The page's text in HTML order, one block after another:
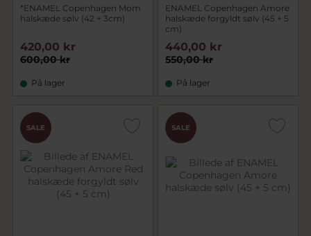
*ENAMEL Copenhagen Mom
halskæde sølv (42 + 3cm)
600,00 kr
420,00 kr
På lager
ENAMEL Copenhagen Amore
halskæde forgyldt sølv (45 + 5
cm)
550,00 kr
440,00 kr
På lager
SALE SALE